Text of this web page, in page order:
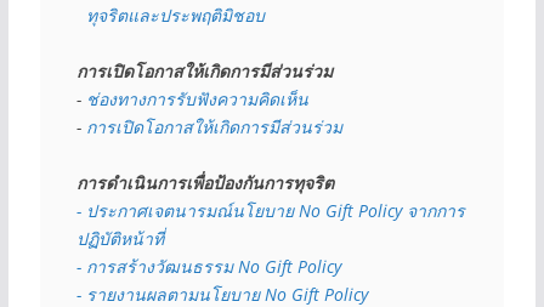
  ทุจริตและประพฤติมิชอบ
การเปิดโอกาสให้เกิดการมีส่วนร่วม
- ช่องทางการรับฟังความคิดเห็น
- การเปิดโอกาสให้เกิดการมีส่วนร่วม
การดำเนินการเพื่อป้องกันการทุจริต
- ประกาศเจตนารมณ์นโยบาย No Gift Policy จากการ
ปฏิบัติหน้าที่
- การสร้างวัฒนธรรม No Gift Policy
- รายงานผลตามนโยบาย No Gift Policy